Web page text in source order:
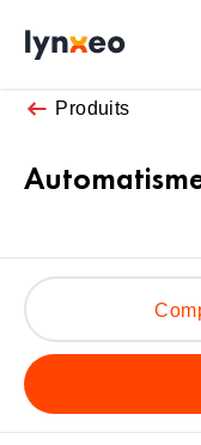
Produits